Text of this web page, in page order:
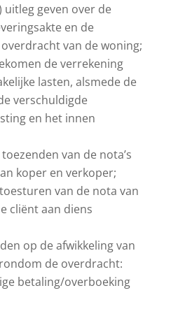
uitleg geven over de
en de
van de woning;
de verrekening
lasten, alsmede de
verschuldigde
en het innen
van de nota’s
koper en verkoper;
van de nota van
cliënt aan diens
op de afwikkeling van
de overdracht:
betaling/overboeking